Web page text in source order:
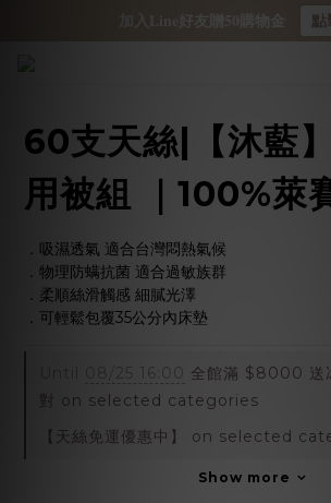
60支天絲|【沐藍
用被組 ｜100%萊
．吸濕透氣 適合台灣悶熱氣候
．物理防螨抗菌 適合過敏族群
．柔順絲滑觸感 細膩光澤
．可輕鬆包覆35公分內床墊
08/25 16:00
全館滿 $8000 送
對 on selected categories
【天絲免運優惠中】 on selected
Show more
加入Line好友贈50購物金 點